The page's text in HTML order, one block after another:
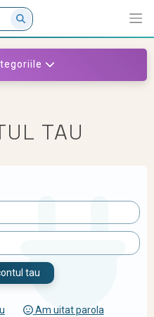
TAU
tau
Am uitat parola